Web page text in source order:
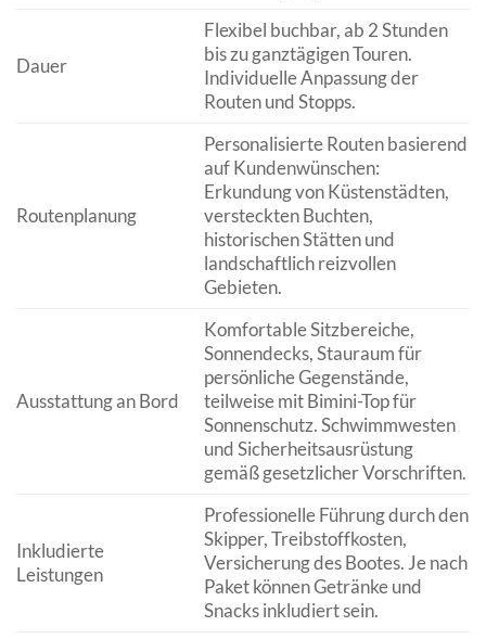
Dauer
Flexibel buchbar, ab 2 Stunden
bis zu ganztägigen Touren.
Individuelle Anpassung der
Routen und Stopps.
Routenplanung
Personalisierte Routen basierend
auf Kundenwünschen:
Erkundung von Küstenstädten,
versteckten Buchten,
historischen Stätten und
landschaftlich reizvollen
Gebieten.
Ausstattung an Bord
Komfortable Sitzbereiche,
Sonnendecks, Stauraum für
persönliche Gegenstände,
teilweise mit Bimini-Top für
Sonnenschutz. Schwimmwesten
und Sicherheitsausrüstung
gemäß gesetzlicher Vorschriften.
Inkludierte
Leistungen
Professionelle Führung durch den
Skipper, Treibstoffkosten,
Versicherung des Bootes. Je nach
Paket können Getränke und
Snacks inkludiert sein.